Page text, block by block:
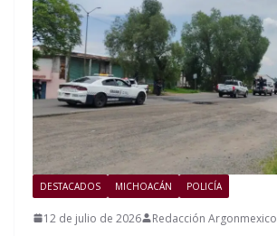
DESTACADOS MICHOACÁN POLICÍA
12 de julio de 2026 Redacción Argonmexico